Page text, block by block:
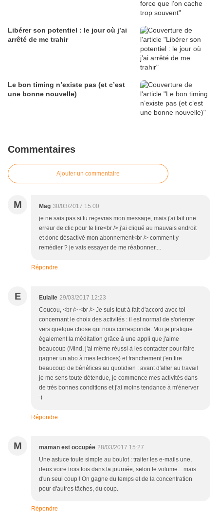
Libérer son potentiel : le jour où j’ai
arrêté de me trahir
Le bon timing n’existe pas (et c’est
une bonne nouvelle)
Commentaires
Ajouter un commentaire
M Mag 30/03/2017 15:00
je ne sais pas si tu reçevras mon message, mais j'ai fait une
erreur de clic pour te lire<br /> j'ai cliqué au mauvais endroit
et donc désactivé mon abonnement<br /> comment y
remédier ? je vais essayer de me réabonner....
Répondre
E Eulalie 29/03/2017 12:23
Coucou, <br /> <br /> Je suis tout à fait d'accord avec toi
concernant le choix des activités : il est normal de s'orienter
vers quelque chose qui nous corresponde. Moi je pratique
également la méditation grâce à une appli que j'aime
beaucoup (Mind, j'ai même réussi à les contacter pour faire
gagner un abo à mes lectrices) et franchement j'en tire
beaucoup de bénéfices au quotidien : avant d'aller au travail
je me sens toute détendue, je commence mes activités dans
de très bonnes conditions et j'ai moins tendance à m'énerver
:)
Répondre
M maman est occupée 28/03/2017 15:27
Une astuce toute simple au boulot : traiter les e-mails une,
deux voire trois fois dans la journée, selon le volume... mais
d'un seul coup ! On gagne du temps et de la concentration
pour d'autres tâches, du coup.
Répondre